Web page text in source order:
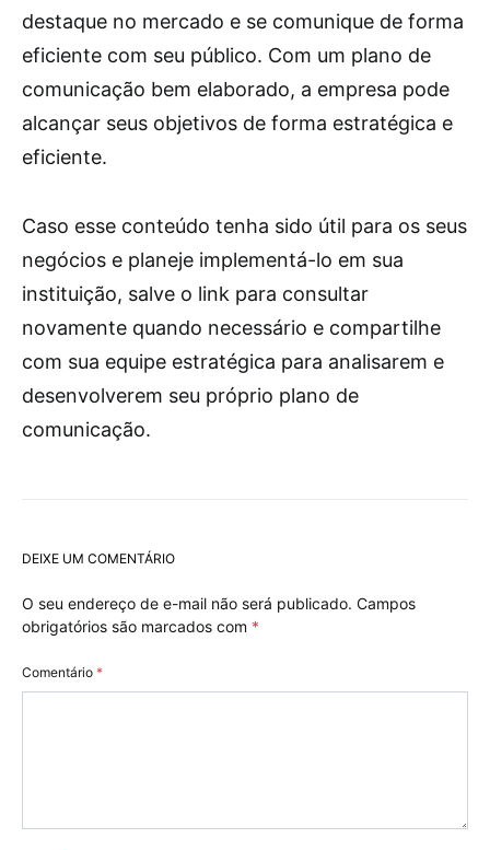
destaque no mercado e se comunique de forma
eficiente com seu público. Com um plano de
comunicação bem elaborado, a empresa pode
alcançar seus objetivos de forma estratégica e
eficiente.
Caso esse conteúdo tenha sido útil para os seus
negócios e planeje implementá-lo em sua
instituição, salve o link para consultar
novamente quando necessário e compartilhe
com sua equipe estratégica para analisarem e
desenvolverem seu próprio plano de
comunicação.
DEIXE UM COMENTÁRIO
O seu endereço de e-mail não será publicado. Campos
obrigatórios são marcados com *
Comentário *